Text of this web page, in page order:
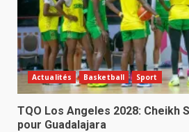
Actualités Basketball Sport
TQO Los Angeles 2028: Cheikh
pour Guadalajara